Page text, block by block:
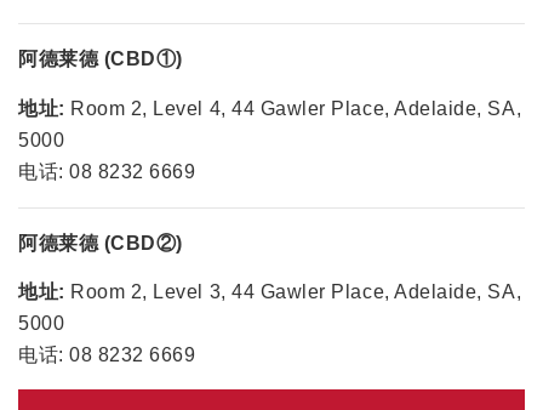
阿德莱德 (CBD①)
地址: Room 2, Level 4, 44 Gawler Place, Adelaide, SA,
5000
电话: 08 8232 6669
阿德莱德 (CBD②)
地址: Room 2, Level 3, 44 Gawler Place, Adelaide, SA,
5000
电话: 08 8232 6669